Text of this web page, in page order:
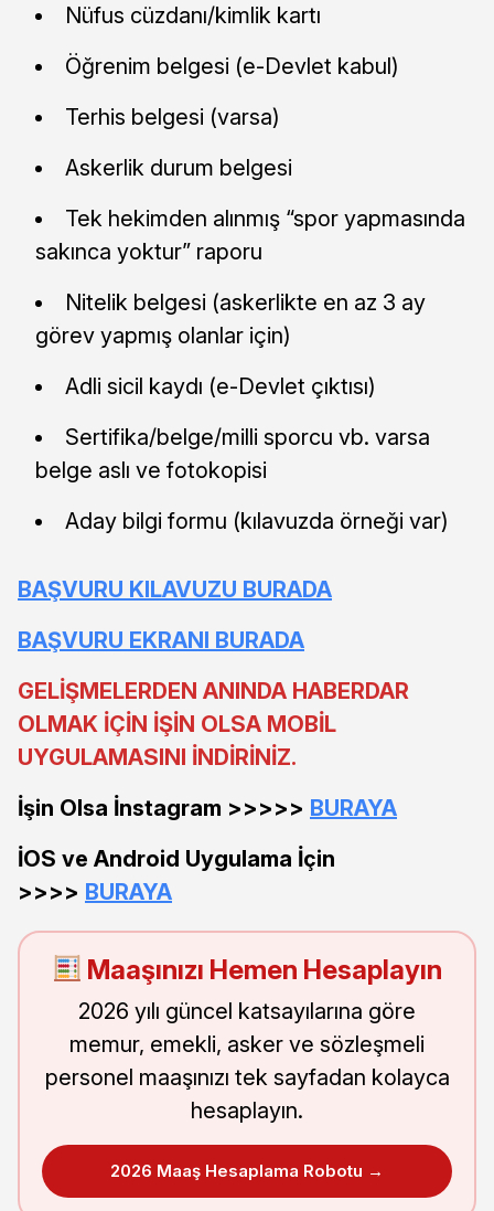
Nüfus cüzdanı/kimlik kartı
Öğrenim belgesi (e-Devlet kabul)
Terhis belgesi (varsa)
Askerlik durum belgesi
Tek hekimden alınmış “spor yapmasında
sakınca yoktur” raporu
Nitelik belgesi (askerlikte en az 3 ay
görev yapmış olanlar için)
Adli sicil kaydı (e-Devlet çıktısı)
Sertifika/belge/milli sporcu vb. varsa
belge aslı ve fotokopisi
Aday bilgi formu (kılavuzda örneği var)
BAŞVURU KILAVUZU BURADA
BAŞVURU EKRANI BURADA
GELİŞMELERDEN ANINDA HABERDAR
OLMAK İÇİN İŞİN OLSA MOBİL
UYGULAMASINI İNDİRİNİZ.
İşin Olsa İnstagram >>>>> BURAYA
İOS ve Android Uygulama İçin
>>>> BURAYA
Maaşınızı Hemen Hesaplayın
2026 yılı güncel katsayılarına göre
memur, emekli, asker ve sözleşmeli
personel maaşınızı tek sayfadan kolayca
hesaplayın.
2026 Maaş Hesaplama Robotu →